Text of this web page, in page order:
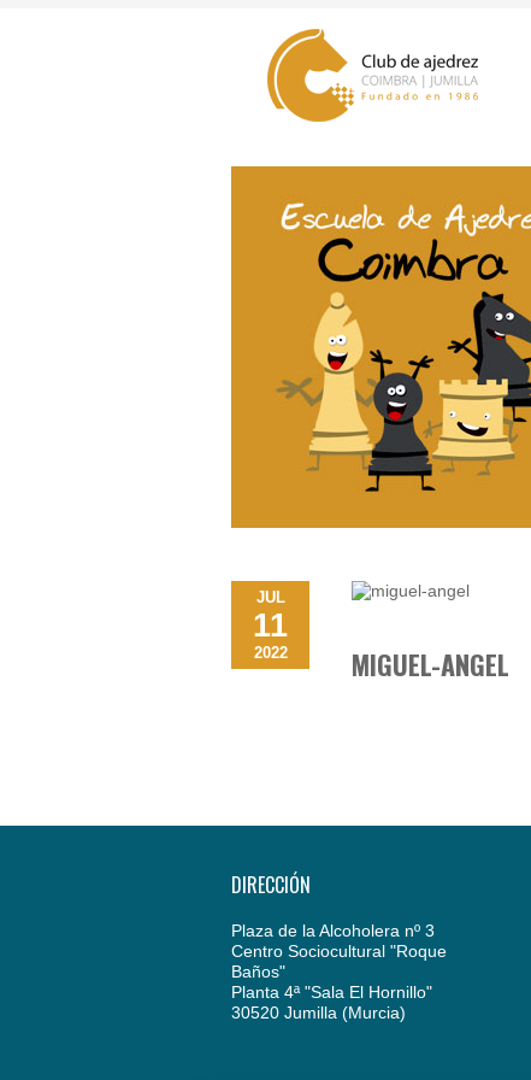
JUL
11
2022 MIGUEL-ANGEL
DIRECCIÓN
Plaza de la Alcoholera nº 3
Centro Sociocultural "Roque
Baños"
Planta 4ª "Sala El Hornillo"
30520 Jumilla (Murcia)